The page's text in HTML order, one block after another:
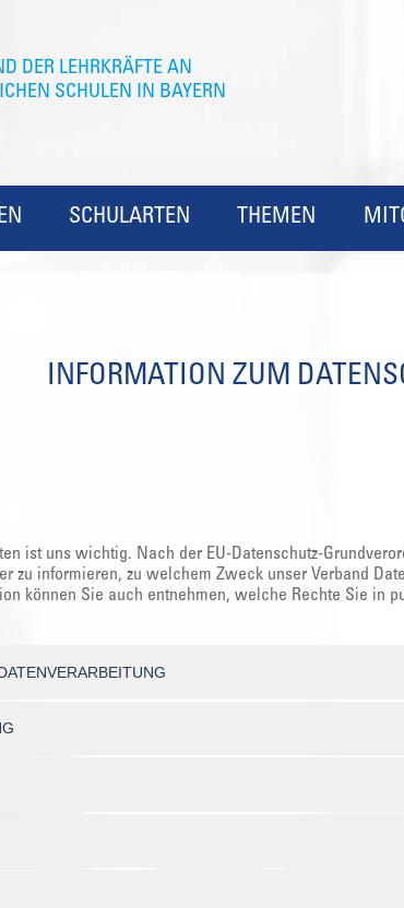
SCHULARTEN THEMEN
INFORMATION ZUM
ist uns wichtig. Nach der EU-Datenschutz-
zu informieren, zu welchem Zweck unser Verband
können Sie auch entnehmen, welche Rechte Sie in